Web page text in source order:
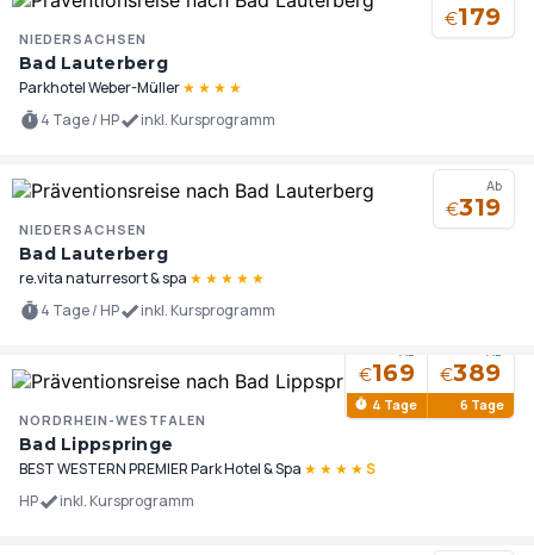
€179
NIEDERSACHSEN
Bad Lauterberg
Parkhotel Weber-Müller★ ★ ★ ★
4 Tage / HP
inkl. Kursprogramm
Ab
€319
NIEDERSACHSEN
Bad Lauterberg
re.vita naturresort & spa ★ ★ ★ ★ ★
4 Tage / HP
inkl. Kursprogramm
€169
4 Tage
€389
6 Tage
NORDRHEIN-WESTFALEN
Bad Lippspringe
BEST WESTERN PREMIER Park Hotel & Spa ★ ★ ★ ★S
HP
inkl. Kursprogramm